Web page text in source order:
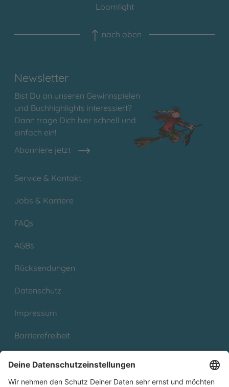
Loomlight
nach oben
Newsletter
Bist Du an unseren Gewinnspielen
und Buchhighlights interessiert?
Dann trage Dich hier schnell und
einfach ein!
Abonniere jetzt
Service & Kontakt
Jobs & Karriere
FAQs
AGBs
Rücksendungen
Datenschutz
Impressum
Barrierefreiheit
Partnerprogramm (Affiliate)